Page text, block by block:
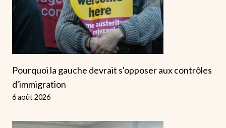
Pourquoi la gauche devrait s'opposer aux contrôles
d'immigration
6 août 2026